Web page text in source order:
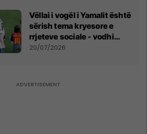
Vëllai i vogël i Yamalit është
sërish tema kryesore e
rrjeteve sociale - vodhi
vëmendjen pas finales së
20/07/2026